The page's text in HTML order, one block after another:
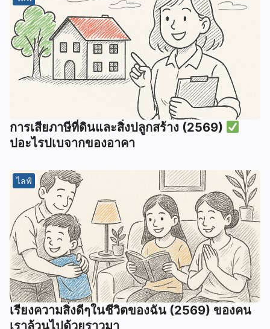
การเสียภาษีที่ดินและสิ่งปลูกสร้าง (2569)
ปอะไรปเบจากของอาคา
ไลฟ์
เรียงความสิ่งดีๆในชีวิตของฉัน (2569) ของคน
เราล้วนไปด้วยราวมา